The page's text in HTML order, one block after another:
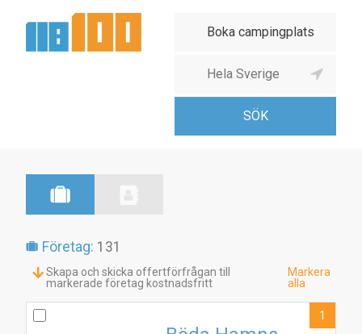
Företag: 131
Skapa och skicka offertförfrågan till
markerade företag kostnadsfritt
Markera
alla
1